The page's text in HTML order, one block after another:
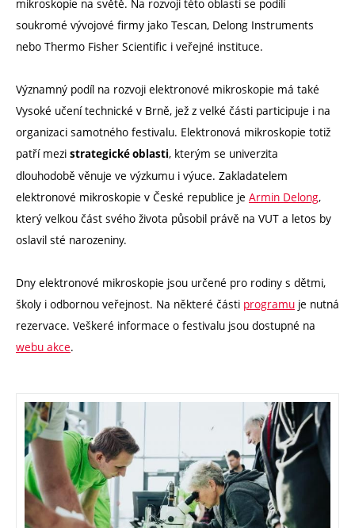
mikroskopie na světě. Na rozvoji této oblasti se podílí
soukromé vývojové firmy jako Tescan, Delong Instruments
nebo Thermo Fisher Scientific i veřejné instituce.
Významný podíl na rozvoji elektronové mikroskopie má také
Vysoké učení technické v Brně, jež z velké části participuje i na
organizaci samotného festivalu. Elektronová mikroskopie totiž
patří mezi strategické oblasti, kterým se univerzita
dlouhodobě věnuje ve výzkumu i výuce. Zakladatelem
elektronové mikroskopie v České republice je Armin Delong,
který velkou část svého života působil právě na VUT a letos by
oslavil sté narozeniny.
Dny elektronové mikroskopie jsou určené pro rodiny s dětmi,
školy i odbornou veřejnost. Na některé části programu je nutná
rezervace. Veškeré informace o festivalu jsou dostupné na
webu akce.